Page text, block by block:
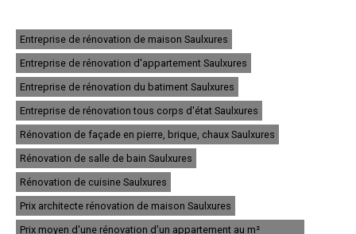
- Entreprise de rénovation immobilière à Illkirch-Graffenstaden
- Entreprise de rénovation immobilière à Sélestat
- Entreprise de rénovation immobilière à Bischheim
- Entreprise de rénovation immobilière à Lingolsheim
- Entreprise de rénovation immobilière à Bischwiller
- Entreprise de rénovation immobilière à Saverne
- Entreprise de rénovation immobilière à Obernai
- Entreprise de rénovation immobilière à Ostwald
- Entreprise de rénovation immobilière à Hœnheim
- Entreprise de rénovation immobilière à Erstein
- Entreprise de rénovation immobilière à Brumath
- Entreprise de rénovation immobilière à Molsheim
- Entreprise de rénovation immobilière à Wissembourg
- Entreprise de rénovation immobilière à Souffelweyersheim
Entreprise de rénovation de maison Saulxures
Entreprise de rénovation d'appartement Saulxures
Entreprise de rénovation du batiment Saulxures
Entreprise de rénovation tous corps d'état Saulxures
Rénovation de façade en pierre, brique, chaux Saulxures
Rénovation de salle de bain Saulxures
Rénovation de cuisine Saulxures
Prix architecte rénovation de maison Saulxures
Prix moyen d'une rénovation d'un appartement au m²